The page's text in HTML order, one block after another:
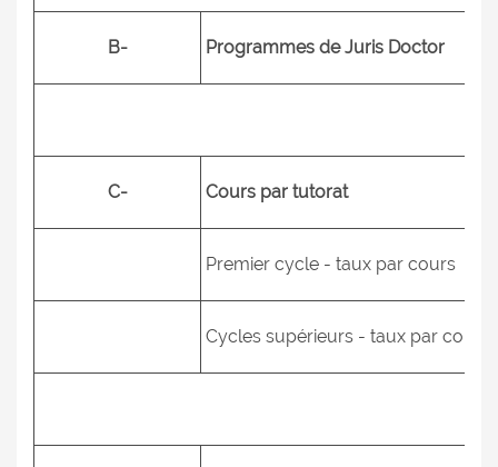
B- Programmes de Juris Doctor
C- Cours par tutorat
Premier cycle - taux par cours
Cycles supérieurs - taux par cours